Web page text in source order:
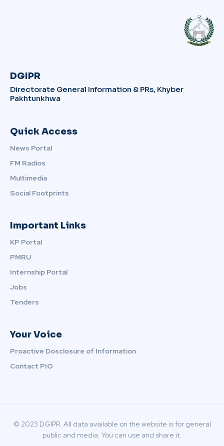
DGIPR
Directorate General Information & PRs, Khyber
Pakhtunkhwa
Quick Access
News Portal
FM Radios
Multimedia
Social Footprints
Important Links
KP Portal
PMRU
Internship Portal
Jobs
Tenders
Your Voice
Proactive Dosclosure of Information
Contact PIO
© 2023 DGIPR. All data available on the website is for general
public and media. You can use and share it.